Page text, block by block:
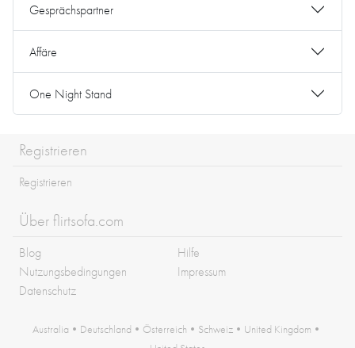
Gesprächspartner
Affäre
One Night Stand
Registrieren
Registrieren
Über flirtsofa.com
Blog
Hilfe
Nutzungsbedingungen
Impressum
Datenschutz
Australia • Deutschland • Österreich • Schweiz • United Kingdom •